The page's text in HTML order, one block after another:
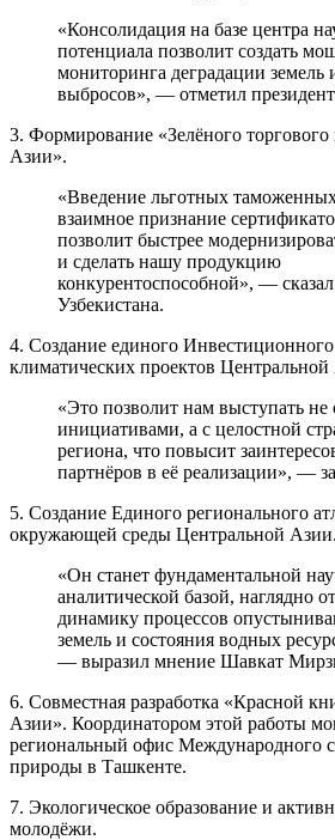
«Консолидация на базе центра
потенциала позволит создать
мониторинга деградации земель
выбросов», — отметил
3. Формирование «Зелёного
Азии».
«Введение льготных
взаимное признание
позволит быстрее
и сделать нашу продукцию
конкурентоспособной», —
Узбекистана.
4. Создание единого
климатических проектов
«Это позволит нам выступать не
инициативами, а с целостной
региона, что повысит
партнёров в её реализации», —
5. Создание Единого регионального
окружающей среды Центральной Азии.
«Он станет фундаментальной
аналитической базой, наглядно
динамику процессов
земель и состояния водных
— выразил мнение Шавкат
6. Совместная разработка «Красной
Азии». Координатором этой работы
региональный офис Международного
природы в Ташкенте.
7. Экологическое образование и
молодёжи.